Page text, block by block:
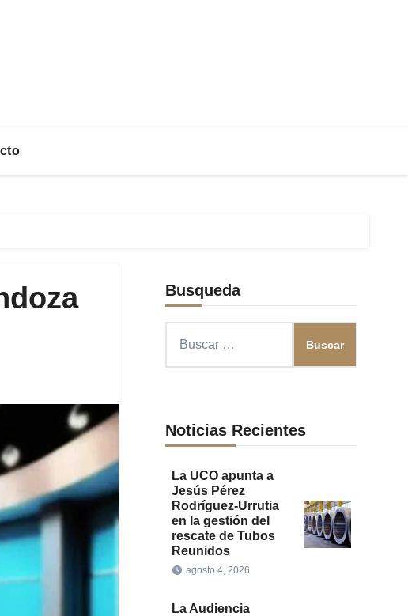
Busqueda
Noticias Recientes
La UCO apunta a
Jesús Pérez
Rodríguez-Urrutia
en la gestión del
rescate de Tubos
Reunidos
agosto 4, 2026
La Audiencia